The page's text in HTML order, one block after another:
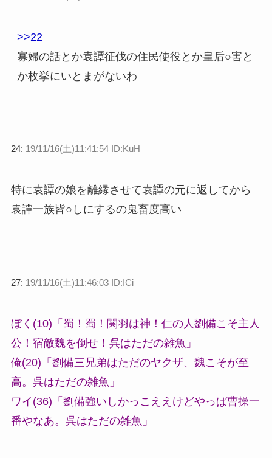
>>22
寡婦の話とか袁譚征伐の住民使役とか皇后○害と
か枚挙にいとまがないわ
24: 19/11/16(土)11:41:54 ID:KuH
特に袁譚の娘を離縁させて袁譚の元に返してから
袁譚一族皆○しにするの鬼畜度高い
27: 19/11/16(土)11:46:03 ID:ICi
ぼく(10)「蜀！蜀！関羽は神！仁の人劉備こそ主人
公！宿敵魏を倒せ！呉はただの雑魚」
俺(20)「劉備三兄弟はただのヤクザ、魏こそが至
高。呉はただの雑魚」
ワイ(36)「劉備強いしかっこええけどやっぱ曹操一
番やなあ。呉はただの雑魚」